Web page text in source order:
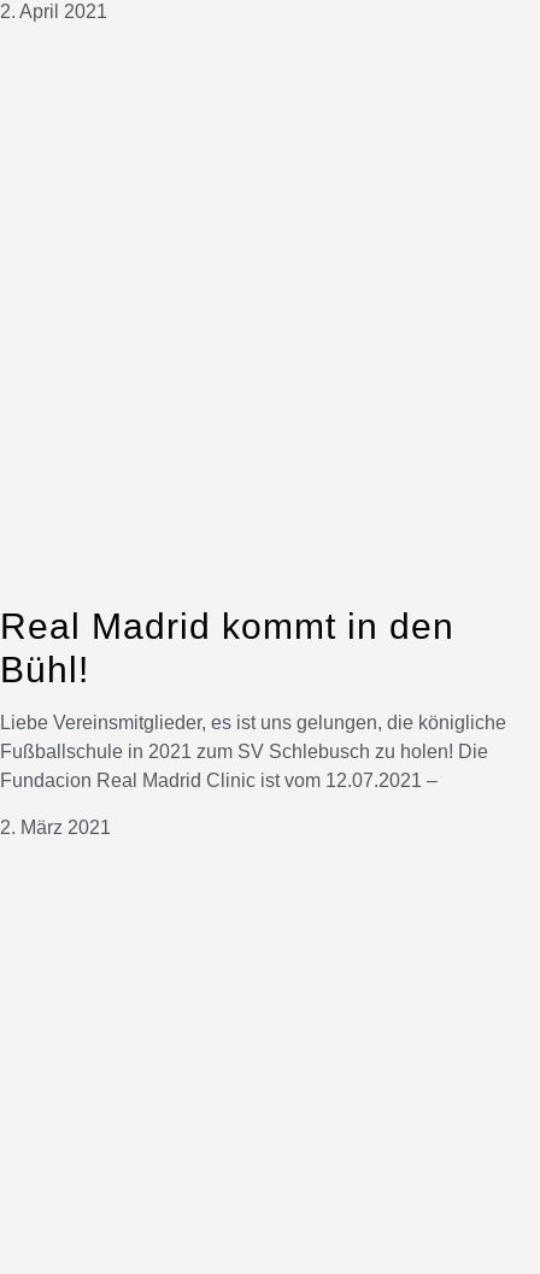
2. April 2021
Real Madrid kommt in den
Bühl!
Liebe Vereinsmitglieder, es ist uns gelungen, die königliche
Fußballschule in 2021 zum SV Schlebusch zu holen! Die
Fundacion Real Madrid Clinic ist vom 12.07.2021 –
2. März 2021